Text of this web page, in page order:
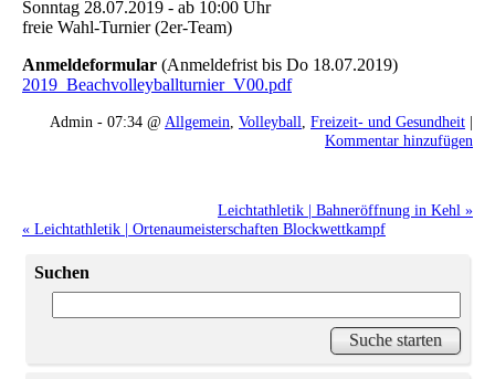
Sonntag 28.07.2019 - ab 10:00 Uhr
freie Wahl-Turnier (2er-Team)
Anmeldeformular (Anmeldefrist bis Do 18.07.2019)
2019_Beachvolleyballturnier_V00.pdf
Admin - 07:34 @ Allgemein Volleyball Freizeit- und Gesundheit |
Kommentar hinzufügen
Leichtathletik | Bahneröffnung in Kehl »
« Leichtathletik | Ortenaumeisterschaften Blockwettkampf
Suchen